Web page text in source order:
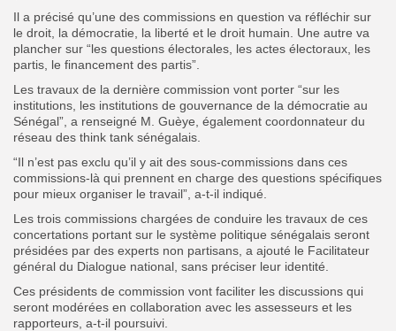
Il a précisé qu’une des commissions en question va réfléchir sur
le droit, la démocratie, la liberté et le droit humain. Une autre va
plancher sur “les questions électorales, les actes électoraux, les
partis, le financement des partis”.
Les travaux de la dernière commission vont porter “sur les
institutions, les institutions de gouvernance de la démocratie au
Sénégal”, a renseigné M. Guèye, également coordonnateur du
réseau des think tank sénégalais.
“Il n’est pas exclu qu’il y ait des sous-commissions dans ces
commissions-là qui prennent en charge des questions spécifiques
pour mieux organiser le travail”, a-t-il indiqué.
Les trois commissions chargées de conduire les travaux de ces
concertations portant sur le système politique sénégalais seront
présidées par des experts non partisans, a ajouté le Facilitateur
général du Dialogue national, sans préciser leur identité.
Ces présidents de commission vont faciliter les discussions qui
seront modérées en collaboration avec les assesseurs et les
rapporteurs, a-t-il poursuivi.